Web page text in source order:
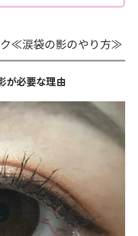
≪涙袋の影のやり方≫
が必要な理由